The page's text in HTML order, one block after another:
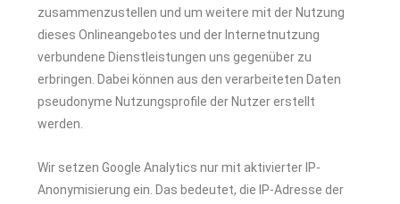
zusammenzustellen und um weitere mit der Nutzung
dieses Onlineangebotes und der Internetnutzung
verbundene Dienstleistungen uns gegenüber zu
erbringen. Dabei können aus den verarbeiteten Daten
pseudonyme Nutzungsprofile der Nutzer erstellt
werden.
Wir setzen Google Analytics nur mit aktivierter IP-
Anonymisierung ein. Das bedeutet, die IP-Adresse der